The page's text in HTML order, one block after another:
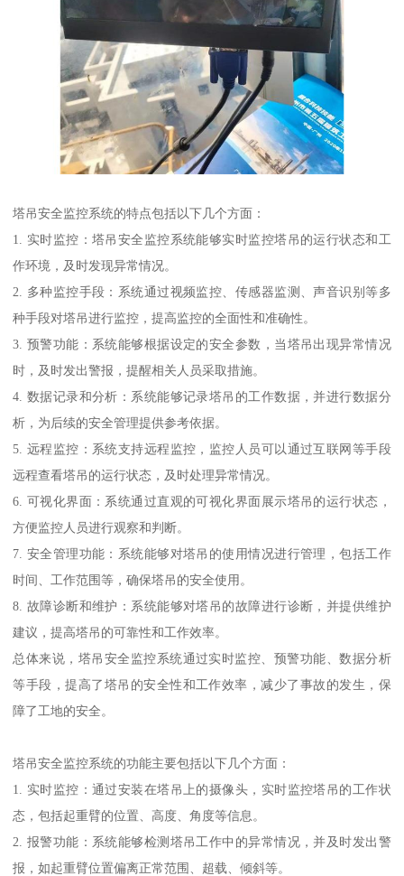
塔吊安全监控系统的特点包括以下几个方面：
1. 实时监控：塔吊安全监控系统能够实时监控塔吊的运行状态和工
作环境，及时发现异常情况。
2. 多种监控手段：系统通过视频监控、传感器监测、声音识别等多
种手段对塔吊进行监控，提高监控的全面性和准确性。
3. 预警功能：系统能够根据设定的安全参数，当塔吊出现异常情况
时，及时发出警报，提醒相关人员采取措施。
4. 数据记录和分析：系统能够记录塔吊的工作数据，并进行数据分
析，为后续的安全管理提供参考依据。
5. 远程监控：系统支持远程监控，监控人员可以通过互联网等手段
远程查看塔吊的运行状态，及时处理异常情况。
6. 可视化界面：系统通过直观的可视化界面展示塔吊的运行状态，
方便监控人员进行观察和判断。
7. 安全管理功能：系统能够对塔吊的使用情况进行管理，包括工作
时间、工作范围等，确保塔吊的安全使用。
8. 故障诊断和维护：系统能够对塔吊的故障进行诊断，并提供维护
建议，提高塔吊的可靠性和工作效率。
总体来说，塔吊安全监控系统通过实时监控、预警功能、数据分析
等手段，提高了塔吊的安全性和工作效率，减少了事故的发生，保
障了工地的安全。
塔吊安全监控系统的功能主要包括以下几个方面：
1. 实时监控：通过安装在塔吊上的摄像头，实时监控塔吊的工作状
态，包括起重臂的位置、高度、角度等信息。
2. 报警功能：系统能够检测塔吊工作中的异常情况，并及时发出警
报，如起重臂位置偏离正常范围、超载、倾斜等。